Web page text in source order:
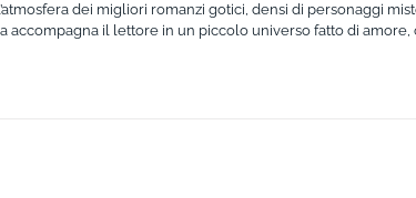
dei migliori romanzi gotici, densi di personaggi
accompagna il lettore in un piccolo universo fatto di amore,